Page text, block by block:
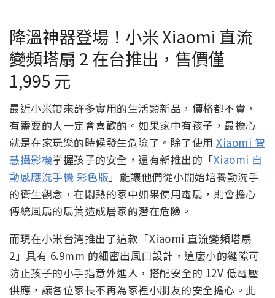
降溫神器登場！小米 Xiaomi 直流
變頻塔扇 2 在台推出，售價僅
1,995 元
最近小米帶來許多實用的生活類新品，價格都不貴，
有需要的人一定會喜歡的。如果家中有孩子，最擔心
就是在家玩樂的時候發生危險了。除了使用 Xiaomi 智
慧攝影機掌握孩子的安全，還有新推出的「Xiaomi 自
動感應洗手機 彩色版 」能讓他們從小開始培養勤洗手
的衛生觀念，在悶熱的家中如果使用電扇，則會擔心
傳統風扇的扇葉造成居家的潛在危險。
而現在小米台灣推出了這款「Xiaomi 直流變頻塔扇
2」具有 6.9mm 的細密出風口設計，這麼小的縫隙可
防止孩子的小手指意外進入，搭配安全的 12V 低電壓
供應，讓各位家長不再為家裡小朋友的安全擔心。此